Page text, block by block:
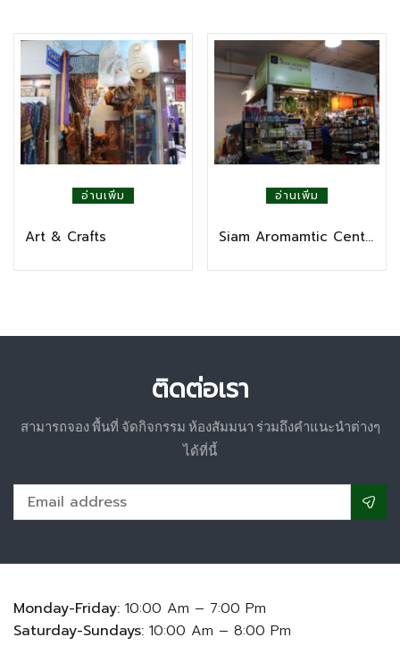
อ่านเพิ่ม
Art & Crafts
อ่านเพิ่ม
Siam Aromamtic Center Byspa
ติดต่อเรา
สามารถจอง พื้นที่ จัดกิจกรรม ห้องสัมมนา ร่วมถึงคำแนะนำต่างๆ
ได้ที่นี้
Monday-Friday: 10:00 Am – 7:00 Pm
Saturday-Sundays: 10:00 Am – 8:00 Pm